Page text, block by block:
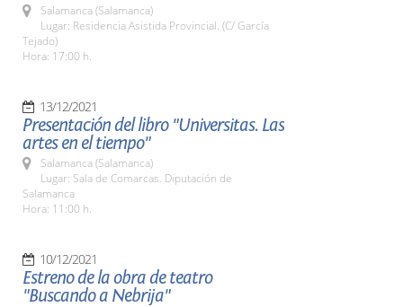
Salamanca (Salamanca)
Lugar: Residencia Asistida Provincial. (C/ García
Tejado)
Hora: 17:00 h.
13/12/2021
Presentación del libro "Universitas. Las
artes en el tiempo"
Salamanca (Salamanca)
Lugar: Sala de Comarcas. Diputación de
Salamanca
Hora: 11:00 h.
10/12/2021
Estreno de la obra de teatro
"Buscando a Nebrija"